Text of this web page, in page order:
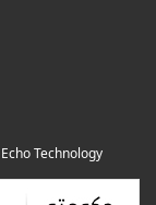
Echo Technology